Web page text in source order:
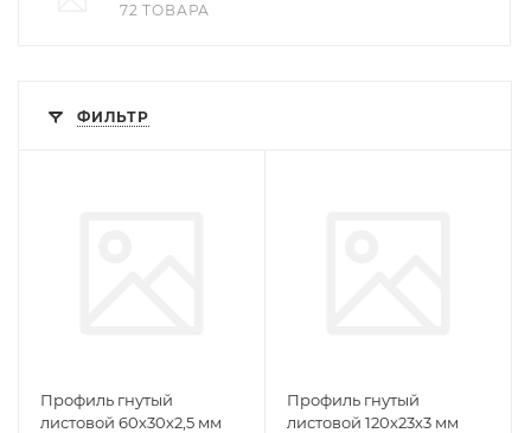
72 ТОВАРА
ФИЛЬТР
Профиль гнутый
листовой 60х30х2,5 мм
Профиль гнутый
листовой 120х23х3 мм